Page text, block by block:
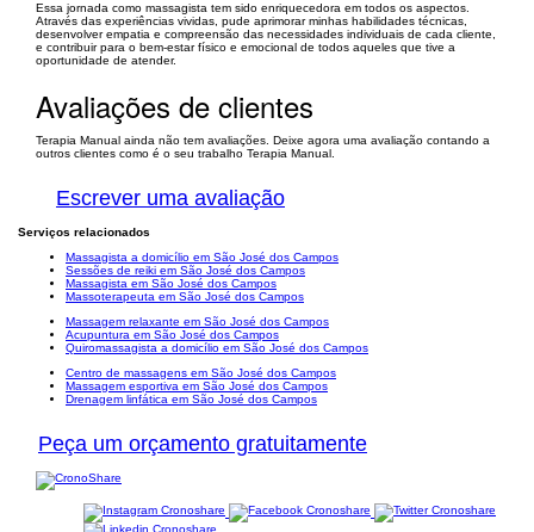
Essa jornada como massagista tem sido enriquecedora em todos os aspectos.
Através das experiências vividas, pude aprimorar minhas habilidades técnicas,
desenvolver empatia e compreensão das necessidades individuais de cada cliente,
e contribuir para o bem-estar físico e emocional de todos aqueles que tive a
oportunidade de atender.
Avaliações de clientes
Terapia Manual ainda não tem avaliações. Deixe agora uma avaliação contando a
outros clientes como é o seu trabalho Terapia Manual.
Escrever uma avaliação
Serviços relacionados
Massagista a domicílio em São José dos Campos
Sessões de reiki em São José dos Campos
Massagista em São José dos Campos
Massoterapeuta em São José dos Campos
Massagem relaxante em São José dos Campos
Acupuntura em São José dos Campos
Quiromassagista a domicílio em São José dos Campos
Centro de massagens em São José dos Campos
Massagem esportiva em São José dos Campos
Drenagem linfática em São José dos Campos
Peça um orçamento gratuitamente